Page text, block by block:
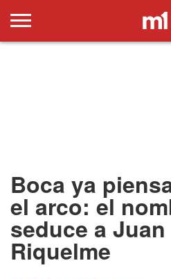
Boca ya
el arco: el
seduce a
Riquelme